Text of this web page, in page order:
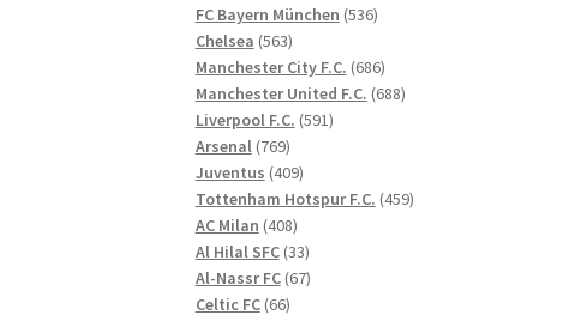
FC Bayern München 536536
Chelsea 563563
produkter
Manchester City F.C. 686686
produkter
Manchester United F.C. 688688
Liverpool F.C. 591591
Arsenal 769769
produkter
Juventus 409409
produkter
Tottenham Hotspur F.C. 459459
AC Milan 408408
produkter
Al Hilal SFC 3333
produkter
Al-Nassr FC 6767
Celtic FC 6666